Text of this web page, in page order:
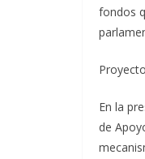
fondos
En la
de